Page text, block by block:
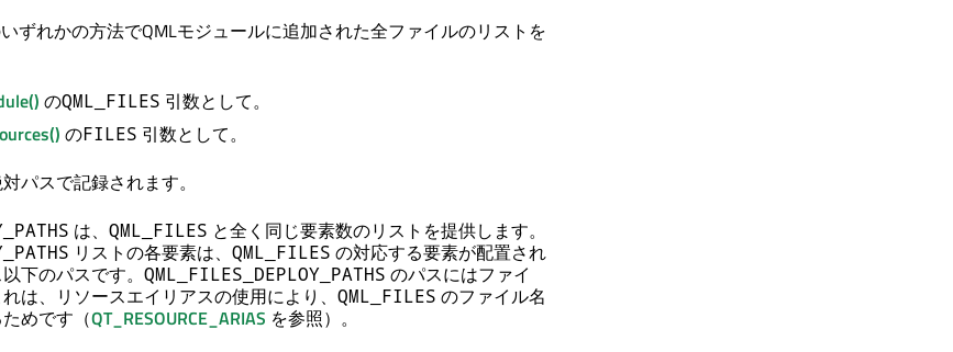
ずれかの方法でQMLモジュールに追加された全ファイルのリストを
のQML_FILES 引数として。
のFILES 引数として。
パスで記録されます。
は、 QML_FILES と全く同じ要素数のリストを提供します。
リストの各要素は、 QML_FILES の対応する要素が配置され
下のパスです。 QML_FILES_DEPLOY_PATHS のパスにはファイ
は、リソースエイリアスの使用により、 QML_FILES のファイル名
めです（QT_RESOURCE_ARIAS を参照）。